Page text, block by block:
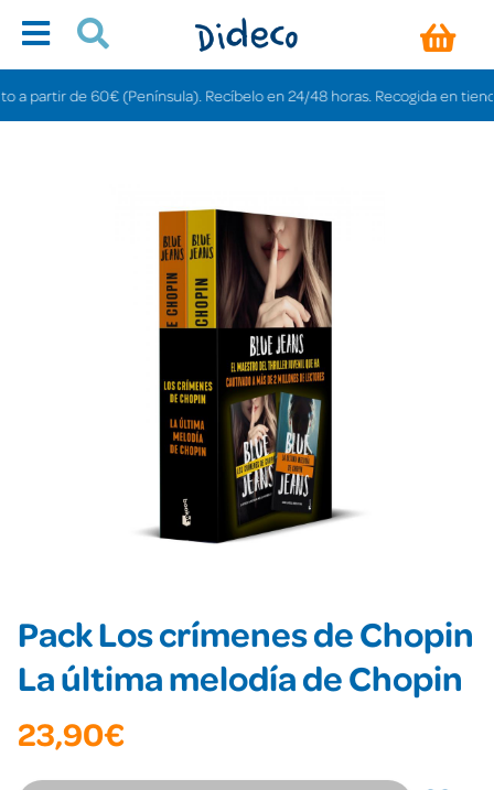
de 60€ (Península). Recíbelo en 24/48 horas. Recogida en tiendas
Pack Los crímenes de Chopin
La última melodía de Chopin
23,90€